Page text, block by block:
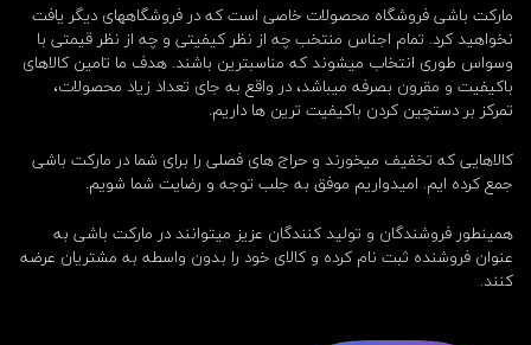
مارکت باشی فروشگاه محصولات خاصی است که در فروشگاههای دیگر یافت
نخواهید کرد. تمام اجناس منتخب چه از نظر کیفیتی و چه از نظر قیمتی با
وسواس طوری انتخاب میشوند که مناسبترین باشند. هدف ما تامین کالاهای
باکیفیت و مقرون بصرفه میباشد، در واقع به جای تعداد زیاد محصولات،
تمرکز بر دستچین کردن باکیفیت ترین ها داریم.
کالاهایی که تخفیف میخورند و حراج های فصلی را برای شما در مارکت باشی
جمع کرده ایم. امیدواریم موفق به جلب توجه و رضایت شما شویم.
همینطور فروشندگان و تولید کنندگان عزیز میتوانند در مارکت باشی به
عنوان فروشنده ثبت نام کرده و کالای خود را بدون واسطه به مشتریان عرضه
کنند.